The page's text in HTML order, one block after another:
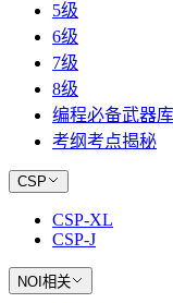
5级
6级
7级
8级
编程必备武器库
考纲考点揭秘
CSP
CSP-XL
CSP-J
NOI相关